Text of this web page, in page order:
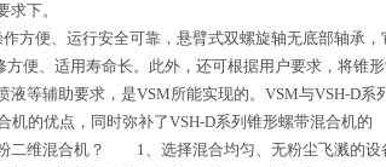
下。
便、运行安全可靠，悬臂式双螺旋轴无底部轴承，
便、适用寿命长。此外，还可根据用户要求，将锥
等辅助要求，是VSM所能实现的。VSM与VSH-D系
机的优点，同时弥补了VSH-D系列锥形螺带混合
二维混合机？ 1、选择混合均匀、无粉尘飞溅的